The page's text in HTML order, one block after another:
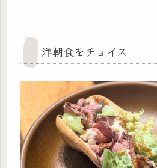
洋朝食をチョイス